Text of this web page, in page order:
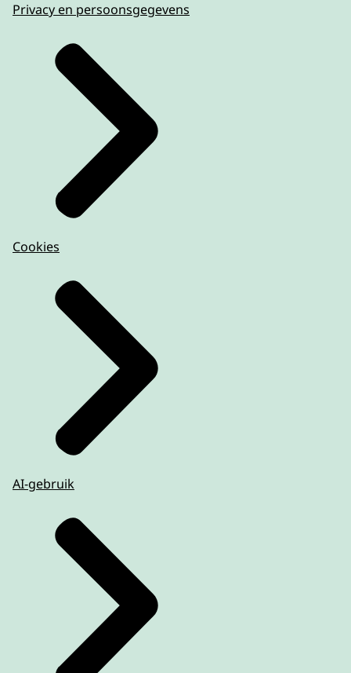
Privacy en persoonsgegevens
Cookies
AI-gebruik